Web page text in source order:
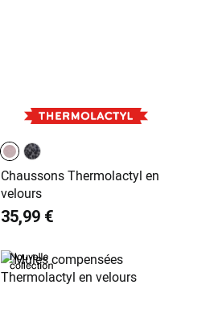
Chaussons Thermolactyl en
velours
35,99 €